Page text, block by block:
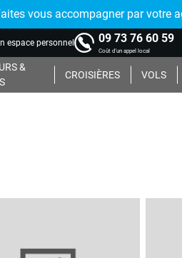
vous accompagner par votre
espace personnel 09 73 76 60 59
Coût d'un appel local
&
CROISIÈRES VOLS